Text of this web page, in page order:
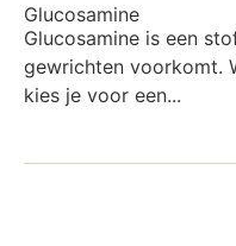
Glucosamine
Glucosamine is een
gewrichten voorkomt.
kies je voor een...